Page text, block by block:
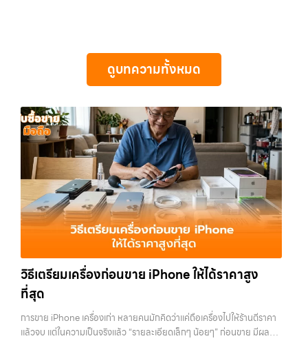
ซื้อแท็บเล็ต, หรือบริการอื่นๆ เกี่ยวกับสินค้าไอที กรุงเทพฯ – เราพร้อมให้
บริการครบวงจร บริการของเรา เราให้บริการแบบครบวงจรสำหรับลูกค้าที่
ต้องการขายอุปกรณ์ไอที ไม่ว่าจะเป็น: รับซื้อไอโฟน ทุกรุ่น ทั้งเครื่องใหม่และ
เน้น โปร่งใส มั่นใจได้ และจ่ายเงินทันทีเมื่อตกลงซื้อขายสำเร็จ บริการของเรา
ครอบคลุมทั้ง iPhone สายใหม่-เก่า, Samsung ทุกรุ่น, iPad และแท็บเล็ต
ทุกแบรนด์ เรารับถึงแม้จะอยู่ในสภาพใช้งานแล้ว ตกแต่งแล้ว หรือมีรอยบ้าง
เพราะมูลค่าของเครื่องไม่ได้ขึ้นอยู่แค่ยี่ห้อ แต่ขึ้นอยู่กับสภาพจริง ความครบ
ชุด และความสะดวกในการขายของคุณ เราจึงตั้งใจให้บริการในเขต
ลาดพร้าว, รัชดา, บางรัก, แจ้งวัฒนะ, บางแค, วัชรพล, รามอินทรา, บางนา,
บางพลี, เกษตรนวมินทร์, เสนานิคม, วังหิน อย่างเต็มที่ ไม่ว่าคุณจะค้นหาคำ
ว่า “รับซื้อมือถือใกล้ฉัน”, “รับซื้อโทรศัพท์มือสองกรุงเทพ”, “ขาย iPad ได้
ราคา”, “รับซื้อแท็บเล็ต กรุงเทพถึงที่”, หรือ “รับซื้อ Samsung มือสอง
ราคาสูง” — ที่นี่คือคำตอบ เพราะบริการของเรามุ่งตรงให้คุณได้รับราคาและ
ความสะดวกสบายที่เหนือกว่า เลือกเราแล้วคุณจะได้บริการที่คุณไว้วางใจ
พร้อมทีมงานที่พร้อมอำนวยความสะดวก นัดรับถึงที่ ตรวจสภาพอย่างมือ
อาชีพ และจ่ายเงินทันที ทั้งหมดนี้เพื่อให้การขายอุปกรณ์ของคุณเป็นเรื่อง
ง่ายขึ้น ดีกว่า รวดเร็วกว่า และคุ้มค่ากว่า ทำไมต้องเลือกเรา ผู้เชี่ยวชาญด้าน
การให้บริการ รับซื้อมือถือ iPhone, Samsung, ไอแพด แท็บเล็ตทุกยี่ห้อ ใน
ราคาสูง พร้อมจ่ายเงินทันที โดยเน้นบริการในพื้นที่ ลาดพร้าว, รัชดา,
บางรัก, แจ้งวัฒนะ, บางแค, วัชรพล, รามอินทรา, รวมถึง บางนา, บางพลี,
เกษตรนวมินทร์, เสนานิคม, วังหินไม่ว่าคุณจะต้องการ รับซื้อโทรศัพท์, รับ
ซื้อแมคบุค, รับซื้อโน๊ตบุ๊ค, รับซื้อแท็บเล็ต, หรือบริการอื่นๆ เกี่ยวกับสินค้า
ไอที กรุงเทพฯ – เราพร้อมให้บริการครบวงจร บริการของเรา เราให้บริการ
รัชดา บางรัก แจ้งวัฒนะ บางแค วัชรพล รามอินทรา พร้อมจ่ายเงินทันที รับ
ซื้อแท็บเล็ตบางรัก บริการรับซื้อมือถือ iPhone Samsung iPad แท็บเล็ต
ใน พื้นที่ ลาดพร้าว รัชดา บางรัก แจ้งวัฒนะ บางแค วัชรพล รามอินทรา
เงินด่วน? ติดต่อเราเลย! การันตีราคาดี รับเงินทันใจ ประสบการณ์เหนือ
ระดับกับการ รับซื้อไอโฟน, รับซื้อไอแพด, รับซื้อมือถือ ยินดีต้อนรับสู่ “รับซื้อ
ขายมือถือ.com” เว็บไซต์ที่คุณไว้วางใจได้ สำหรับบริการ รับซื้อ มือถือ
iPhone, Samsung, iPad, แท็บเล็ต ทุกยี่ห้อ ให้ราคาสูง พร้อมจ่ายเงิน
ทันที ครอบคลุมพื้นที่ ลาดพร้าว, รัชดา, บางรัก, แจ้งวัฒนะ, บางแค, วัชรพล,
รามอินทรา และเขตกรุงเทพฯ ใกล้ “ใกล้ ฉัน” ที่สุด ในยุคที่สมาร์ทโฟน
แท็บเล็ต และอุปกรณ์ไอทีใหม่ๆ เปลี่ยนรุ่นกันแทบทุกช่วงเวลา อุปกรณ์ที่คุณ
ใช้แล้วอาจกลายเป็นของที่ไม่ได้ใช้งานอยู่เฉยๆ เว็บไซต์ของเราจึงเกิดขึ้นเพื่อ
เป็นทางเลือกให้คุณสามารถเปลี่ยนอุปกรณ์ที่ไม่ใช้แล้วให้กลายเป็นเงินสดได้
ทันที ด้วยบริการ รับซื้อไอโฟน, รับซื้อไอแพด, รับซื้อมือถือ, รับซื้อโทรศัพท์,
รับซื้อโน๊ตบุ๊ค, รับซื้อแท็บเล็ต, รับซื้อสินค้าไอทีกรุงเทพมหานคร อย่างครบ
วงจร ไม่ว่าคุณจะอยู่โซนเมืองหรือเขตชานเมือง เรามีทีมงานพร้อมให้บริการ
ถึงที่ในพื้นที่ “ใกล้ ฉัน” เพื่อความสะดวกและรวดเร็วที่สุด ที่ “รับซื้อขายมือ
ถือ.com” เราเข้าใจดีว่าอุปกรณ์แต่ละชิ้นไม่ใช่แค่เครื่องใช้ไฟฟ้า แต่เป็น
ทรัพย์สินที่มีมูลค่า คุณอาจต้องการเปลี่ยนรุ่น หรือต้องการเงินด่วน เราจึง
มอบบริการประเมินสภาพเครื่อง ฟรี ปราบปรามความยุ่งยากทั้งหลาย โดย
ดูบทความทั้งหมด
วิธีเตรียมเครื่องก่อนขาย iPhone ให้ได้ราคาสูง
ที่สุด
การขาย iPhone เครื่องเก่า หลายคนมักคิดว่าแค่ถือเครื่องไปให้ร้านตีราคา
แล้วจบ แต่ในความเป็นจริงแล้ว “รายละเอียดเล็กๆ น้อยๆ” ก่อนขาย มีผลต่อ